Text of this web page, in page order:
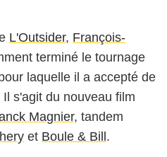
L'Outsider, François-
terminé le tournage
laquelle il a accepté de
s'agit du nouveau film
Magnier, tandem
et Boule & Bill.